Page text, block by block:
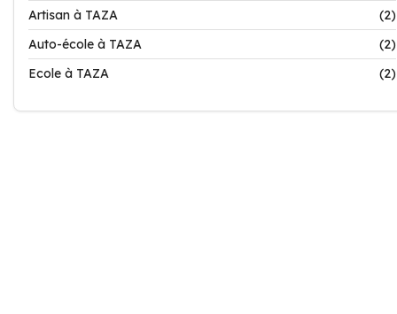
Artisan à TAZA
(2)
Auto-école à TAZA
(2)
Ecole à TAZA
(2)